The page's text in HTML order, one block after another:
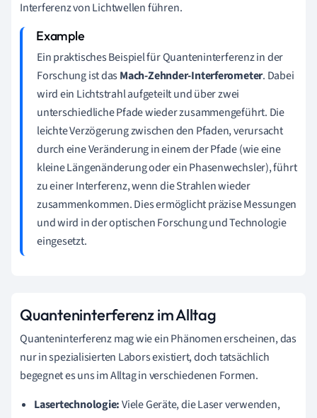
Interferenz von Lichtwellen führen.
Ein praktisches Beispiel für Quanteninterferenz in der
Forschung ist dasMach-Zehnder-Interferometer. Dabei
wird ein Lichtstrahl aufgeteilt und über zwei
unterschiedliche Pfade wieder zusammengeführt. Die
leichte Verzögerung zwischen den Pfaden, verursacht
durch eine Veränderung in einem der Pfade (wie eine
kleine Längenänderung oder ein Phasenwechsler), führt
zu einer Interferenz, wenn die Strahlen wieder
zusammenkommen. Dies ermöglicht präzise Messungen
und wird in der optischen Forschung und Technologie
eingesetzt.
Quanteninterferenz im Alltag
Quanteninterferenz mag wie ein Phänomen erscheinen, das
nur in spezialisierten Labors existiert, doch tatsächlich
begegnet es uns im Alltag in verschiedenen Formen.
Lasertechnologie:Viele Geräte, die Laser verwenden,